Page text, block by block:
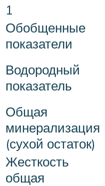
1
Обобщенные
показатели
Водородный
показатель
Общая
минерализация
(сухой остаток)
Жесткость
общая